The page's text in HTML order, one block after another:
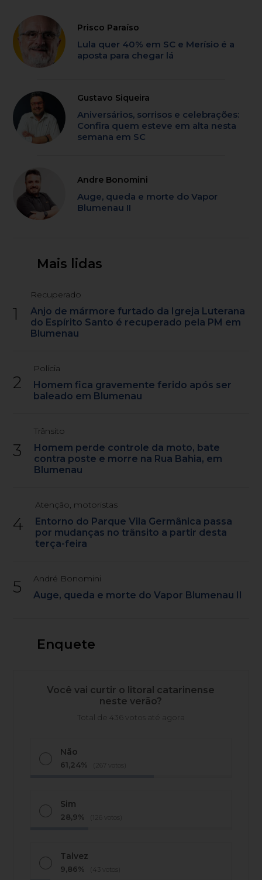
Prisco Paraíso
Lula quer 40% em SC e Merísio é a
aposta para chegar lá
Gustavo Siqueira
Aniversários, sorrisos e celebrações:
Confira quem esteve em alta nesta
semana em SC
Andre Bonomini
Auge, queda e morte do Vapor
Blumenau II
Mais lidas
1
Recuperado
Anjo de mármore furtado da Igreja Luterana
do Espírito Santo é recuperado pela PM em
Blumenau
2
Polícia
Homem fica gravemente ferido após ser
baleado em Blumenau
3
Trânsito
Homem perde controle da moto, bate
contra poste e morre na Rua Bahia, em
Blumenau
4
Atenção, motoristas
Entorno do Parque Vila Germânica passa
por mudanças no trânsito a partir desta
terça-feira
5 André Bonomini
Auge, queda e morte do Vapor Blumenau II
Enquete
Você vai curtir o litoral catarinense
neste verão?
Total de 436 votos até agora
Não
61,24% (267 votos)
Sim
28,9% (126 votos)
Talvez
9,86% (43 votos)